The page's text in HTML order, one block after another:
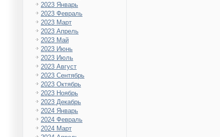
2023 Январь
2023 Февраль
2023 Март
2023 Апрель
2023 Май
2023 Июнь
2023 Июль
2023 Август
2023 Сентябрь
2023 Октябрь
2023 Ноябрь
2023 Декабрь
2024 Январь
2024 Февраль
2024 Март